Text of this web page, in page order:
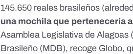
145.650 reales brasileños
una mochila que pertenecería
Asamblea Legislativa de
Brasileño (MDB), recoge Globo,